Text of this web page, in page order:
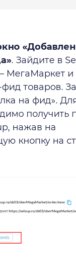
. Зайдите в
МегаМаркет и
товаров.
на фид».
получить
нажав на
кнопку на